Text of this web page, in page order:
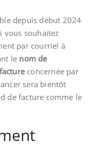
depuis début 2024
vous souhaitez
par courriel à
le nom de
concernée par
sera bientôt
de facture comme le